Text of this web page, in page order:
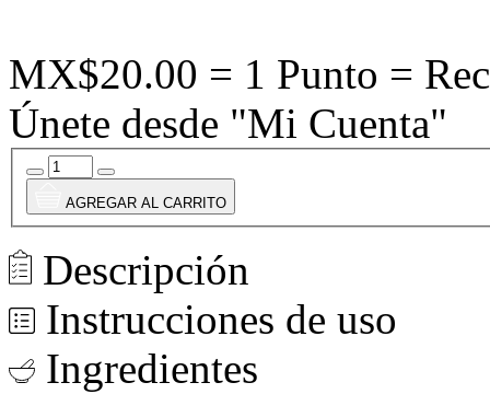
MX$20.00 = 1 Punto =
Únete desde "Mi Cuenta"
AGREGAR AL CARRITO
Descripción
Instrucciones de uso
Ingredientes